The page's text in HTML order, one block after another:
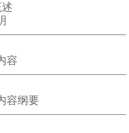
容
容纲要